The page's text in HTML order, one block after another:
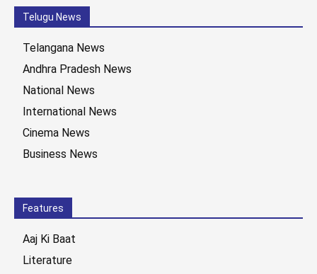
Telugu News
Telangana News
Andhra Pradesh News
National News
International News
Cinema News
Business News
Features
Aaj Ki Baat
Literature